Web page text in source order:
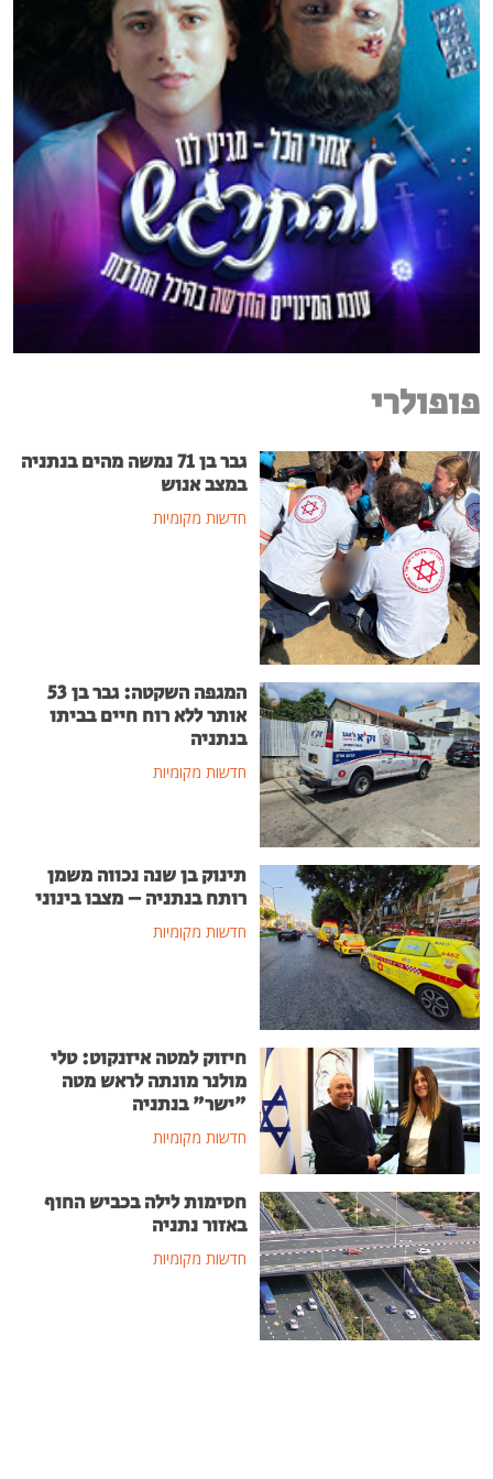
פופולרי
גבר בן 71 נמשה מהים בנתניה
במצב אנוש
חדשות מקומיות
המגפה השקטה: גבר בן 53
אותר ללא רוח חיים בביתו
בנתניה
חדשות מקומיות
תינוק בן שנה נכווה משמן
רותח בנתניה – מצבו בינוני
חדשות מקומיות
חיזוק למטה איזנקוט: טלי
מולנר מונתה לראש מטה
"ישר" בנתניה
חדשות מקומיות
חסימות לילה בכביש החוף
באזור נתניה
חדשות מקומיות